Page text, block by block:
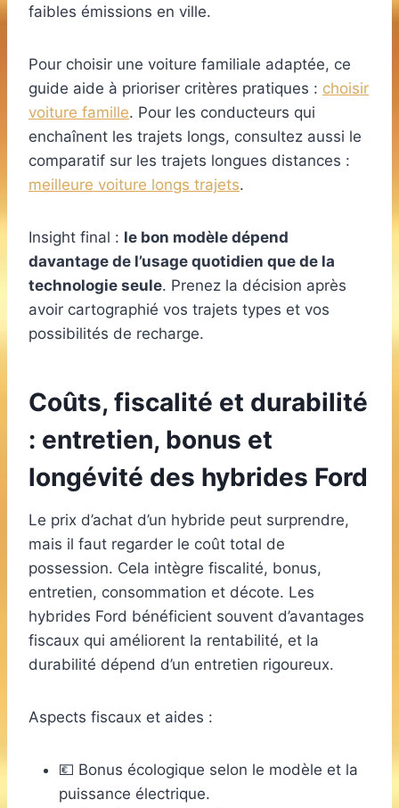
faibles émissions en ville.
Pour choisir une voiture familiale adaptée, ce
guide aide à prioriser critères pratiques : choisir
voiture famille. Pour les conducteurs qui
enchaînent les trajets longs, consultez aussi le
comparatif sur les trajets longues distances :
meilleure voiture longs trajets.
Insight final : le bon modèle dépend
davantage de l’usage quotidien que de la
technologie seule. Prenez la décision après
avoir cartographié vos trajets types et vos
possibilités de recharge.
Coûts, fiscalité et durabilité
: entretien, bonus et
longévité des hybrides Ford
Le prix d’achat d’un hybride peut surprendre,
mais il faut regarder le coût total de
possession. Cela intègre fiscalité, bonus,
entretien, consommation et décote. Les
hybrides Ford bénéficient souvent d’avantages
fiscaux qui améliorent la rentabilité, et la
durabilité dépend d’un entretien rigoureux.
Aspects fiscaux et aides :
💶 Bonus écologique selon le modèle et la
puissance électrique.